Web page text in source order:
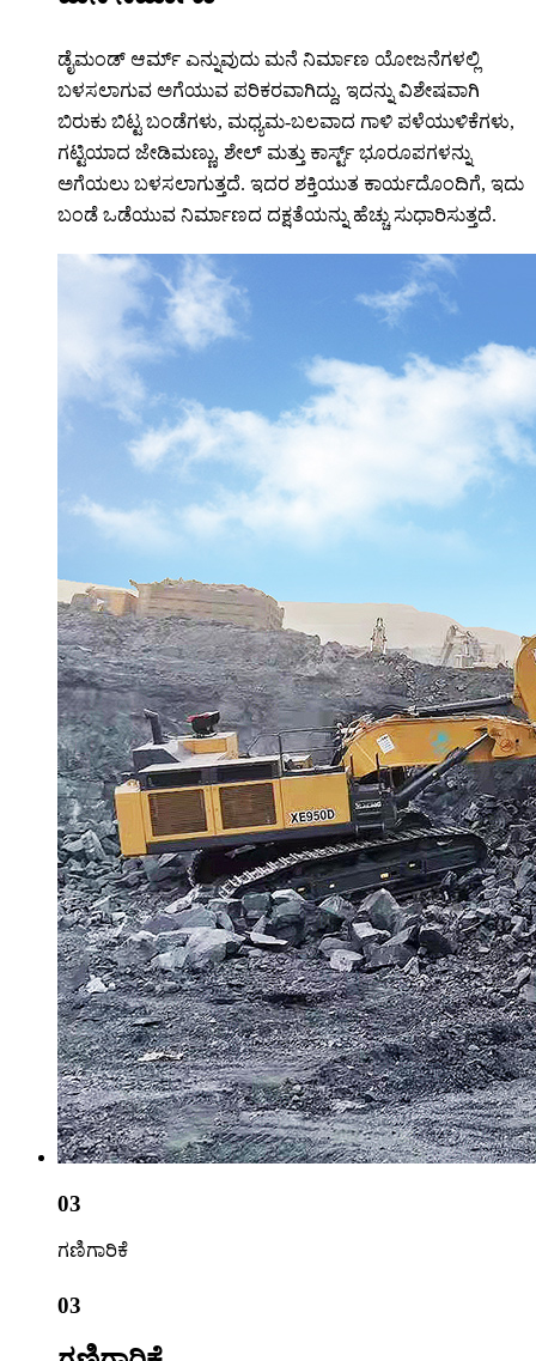
ಡೈಮಂಡ್ ಆರ್ಮ್ ಎನ್ನುವುದು ಮನೆ ನಿರ್ಮಾಣ ಯೋಜನೆಗಳಲ್ಲಿ
ಬಳಸಲಾಗುವ ಅಗೆಯುವ ಪರಿಕರವಾಗಿದ್ದು, ಇದನ್ನು ವಿಶೇಷವಾಗಿ
ಬಿರುಕು ಬಿಟ್ಟ ಬಂಡೆಗಳು, ಮಧ್ಯಮ-ಬಲವಾದ ಗಾಳಿ ಪಳೆಯುಳಿಕೆಗಳು,
ಗಟ್ಟಿಯಾದ ಜೇಡಿಮಣ್ಣು, ಶೇಲ್ ಮತ್ತು ಕಾರ್ಸ್ಟ್ ಭೂರೂಪಗಳನ್ನು
ಅಗೆಯಲು ಬಳಸಲಾಗುತ್ತದೆ. ಇದರ ಶಕ್ತಿಯುತ ಕಾರ್ಯದೊಂದಿಗೆ, ಇದು
ಬಂಡೆ ಒಡೆಯುವ ನಿರ್ಮಾಣದ ದಕ್ಷತೆಯನ್ನು ಹೆಚ್ಚು ಸುಧಾರಿಸುತ್ತದೆ.
03
ಗಣಿಗಾರಿಕೆ
03